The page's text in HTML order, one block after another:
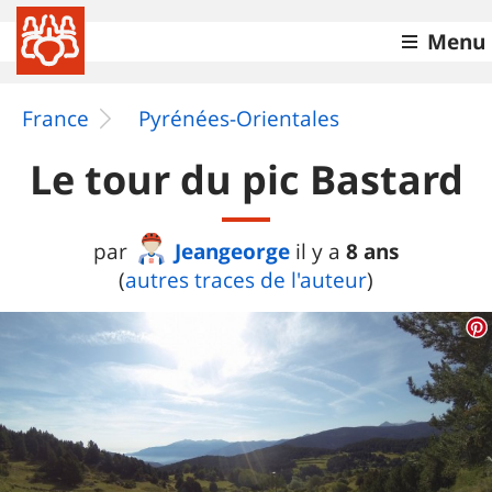
Menu
France Pyrénées-Orientales
Le tour du pic Bastard
par Jeangeorge il y a 8 ans
(autres traces de l'auteur)